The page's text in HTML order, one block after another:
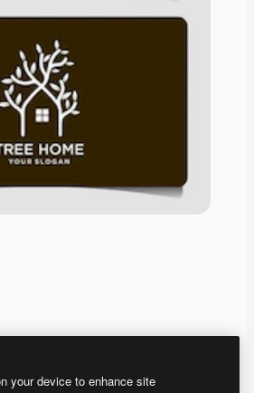
your device to enhance site